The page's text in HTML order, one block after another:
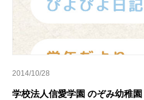
2014/10/28
学校法人信愛学園 のぞみ幼稚園